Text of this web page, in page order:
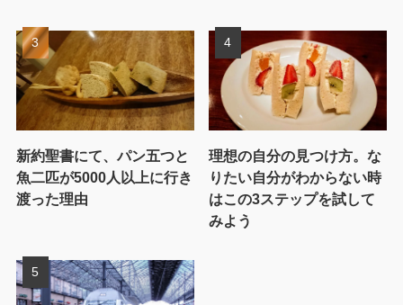
新約聖書にて、パン五つと
魚二匹が5000人以上に行き
渡った理由
理想の自分の見つけ方。な
りたい自分がわからない時
はこの3ステップを試して
みよう